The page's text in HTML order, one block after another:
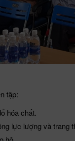
tập:
hóa chất.
lực lượng và trang